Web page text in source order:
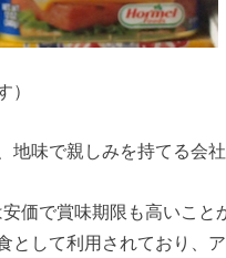
）
地味で親しみを持てる会社
価で賞味期限も高いこ
として利用されており、